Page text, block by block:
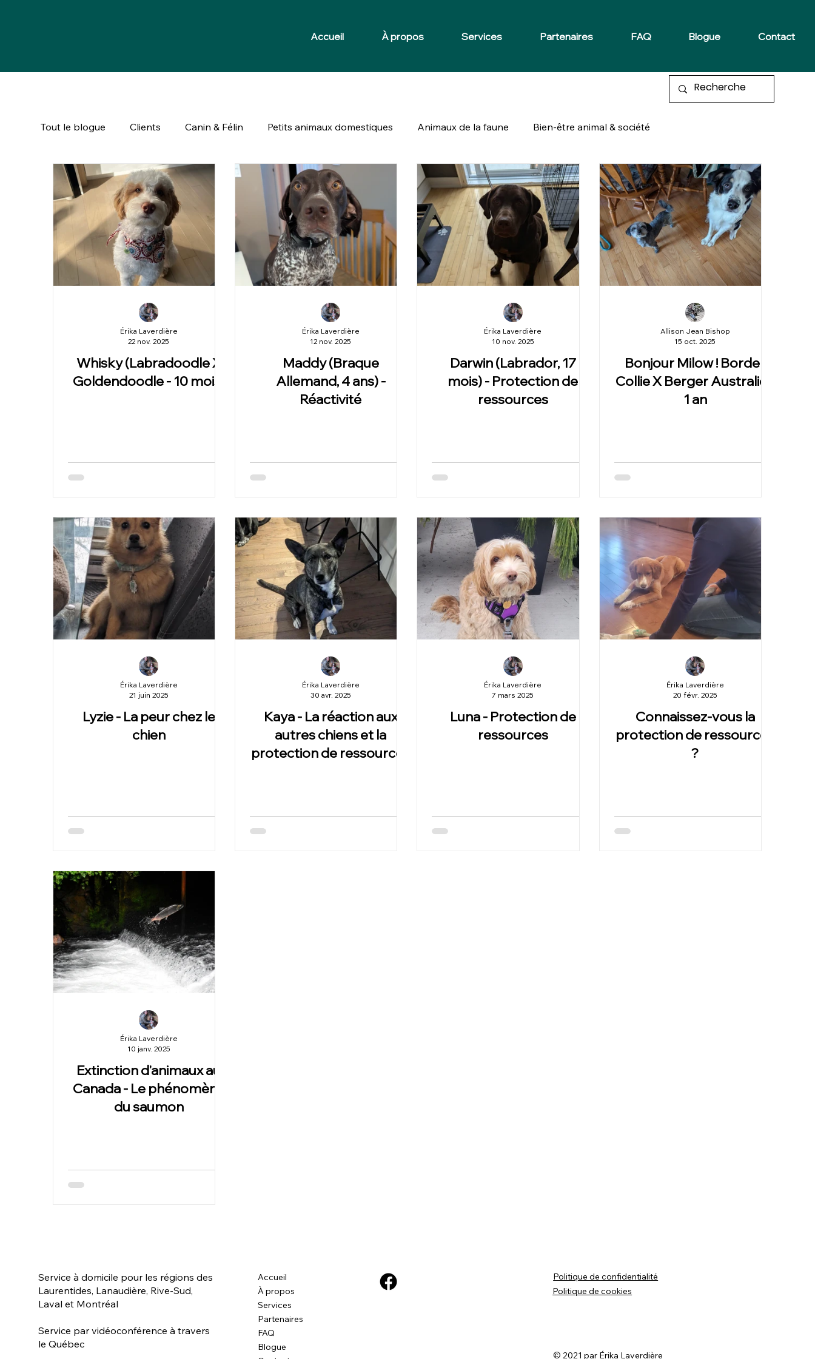
Accueil À propos Services Partenaires FAQ Blogue Contact
Tout le blogue Clients Canin & Félin Petits animaux domestiques Animaux de la faune Bien-être animal & société
Whisky (Labradoodle X
Goldendoodle - 10 mois)
Érika Laverdière
22 nov. 2025
Maddy (Braque
Allemand, 4 ans) -
Réactivité
Érika Laverdière
12 nov. 2025
Darwin (Labrador, 17
mois) - Protection de
ressources
Érika Laverdière
10 nov. 2025
Bonjour Milow ! Border
Collie X Berger Australien
1 an
Allison Jean Bishop
15 oct. 2025
Lyzie - La peur chez le
chien
Érika Laverdière
21 juin 2025
Kaya - La réaction aux
autres chiens et la
protection de ressources
Érika Laverdière
30 avr. 2025
Luna - Protection de
ressources
Érika Laverdière
7 mars 2025
Connaissez-vous la
protection de ressources
?
Érika Laverdière
20 févr. 2025
Extinction d'animaux au
Canada - Le phénomène
du saumon
Érika Laverdière
10 janv. 2025
Service à domicile pour les régions des
Laurentides, Lanaudière, Rive-Sud,
Laval et Montréal
Service par vidéoconférence à travers
le Québec
Accueil
À propos
Services
Partenaires
FAQ
Blogue
Politique de cookies
Politique de confidentialité
© 2021 par Érika Laverdière